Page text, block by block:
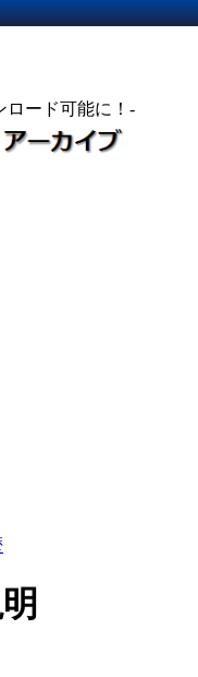
ロード可能に！-